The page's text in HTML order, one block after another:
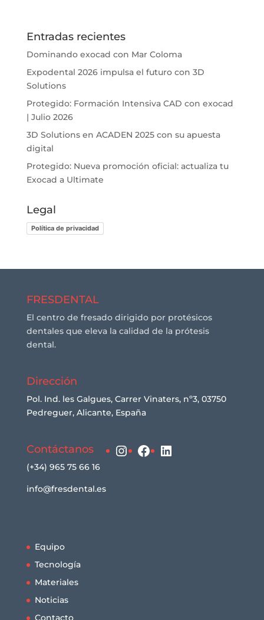
Entradas recientes
Dominando exocad con Mar Coloma
Expodental 2026 impulsa el futuro con 3D
Solutions
Protegido: Formación Intensiva CAD con exocad
| Julio 2026
3D Solutions en ACADEN 2025 con su apuesta
digital
Protegido: Nueva promoción oficial: actualiza tu
Exocad a Ultimate
Legal
Política de privacidad
FRESDENTAL
El centro de fresado dirigido por protésicos
dentales que eleva la calidad de la prótesis
dental.
Dirección
Pol. Ind. les Galgues, Carrer Vinaters, nº3, 03750
Pedreguer, Alicante, España
Contáctanos
(+34) 965 75 66 16
info@fresdental.es
Instagram
Facebook
LinkedIn
Equipo
Tecnología
Materiales
Noticias